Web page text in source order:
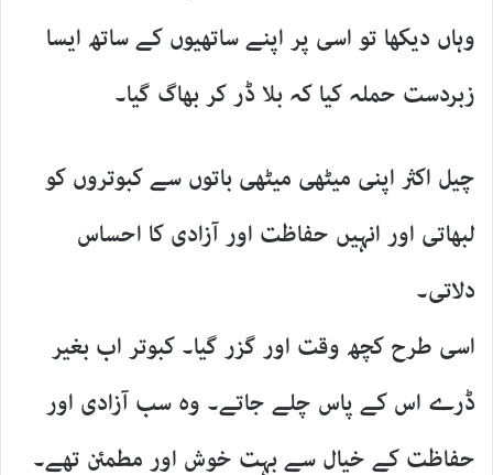
وہاں دیکھا تو اسی پر اپنے ساتھیوں کے ساتھ ایسا
زبردست حملہ کیا کہ بلا ڈر کر بھاگ گیا۔
چیل اکثر اپنی میٹھی میٹھی باتوں سے کبوتروں کو
لبھاتی اور انہیں حفاظت اور آزادی کا احساس
دلاتی۔
اسی طرح کچھ وقت اور گزر گیا۔ کبوتر اب بغیر
ڈرے اس کے پاس چلے جاتے۔ وہ سب آزادی اور
حفاظت کے خیال سے بہت خوش اور مطمئن تھے۔